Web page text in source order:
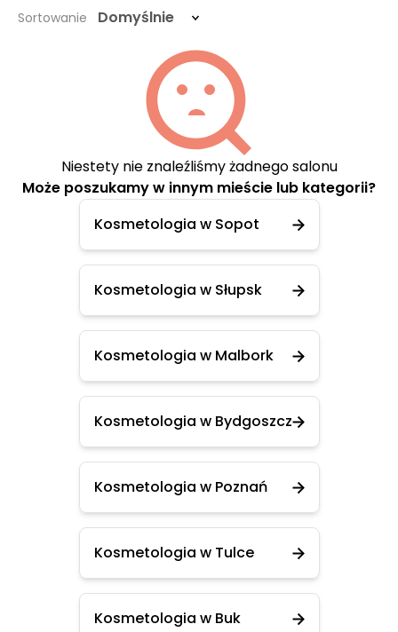
Sortowanie Domyślnie
Niestety nie znaleźliśmy żadnego salonu
Może poszukamy w innym mieście lub kategorii?
Kosmetologia w Sopot
Kosmetologia w Słupsk
Kosmetologia w Malbork
Kosmetologia w Bydgoszcz
Kosmetologia w Poznań
Kosmetologia w Tulce
Kosmetologia w Buk